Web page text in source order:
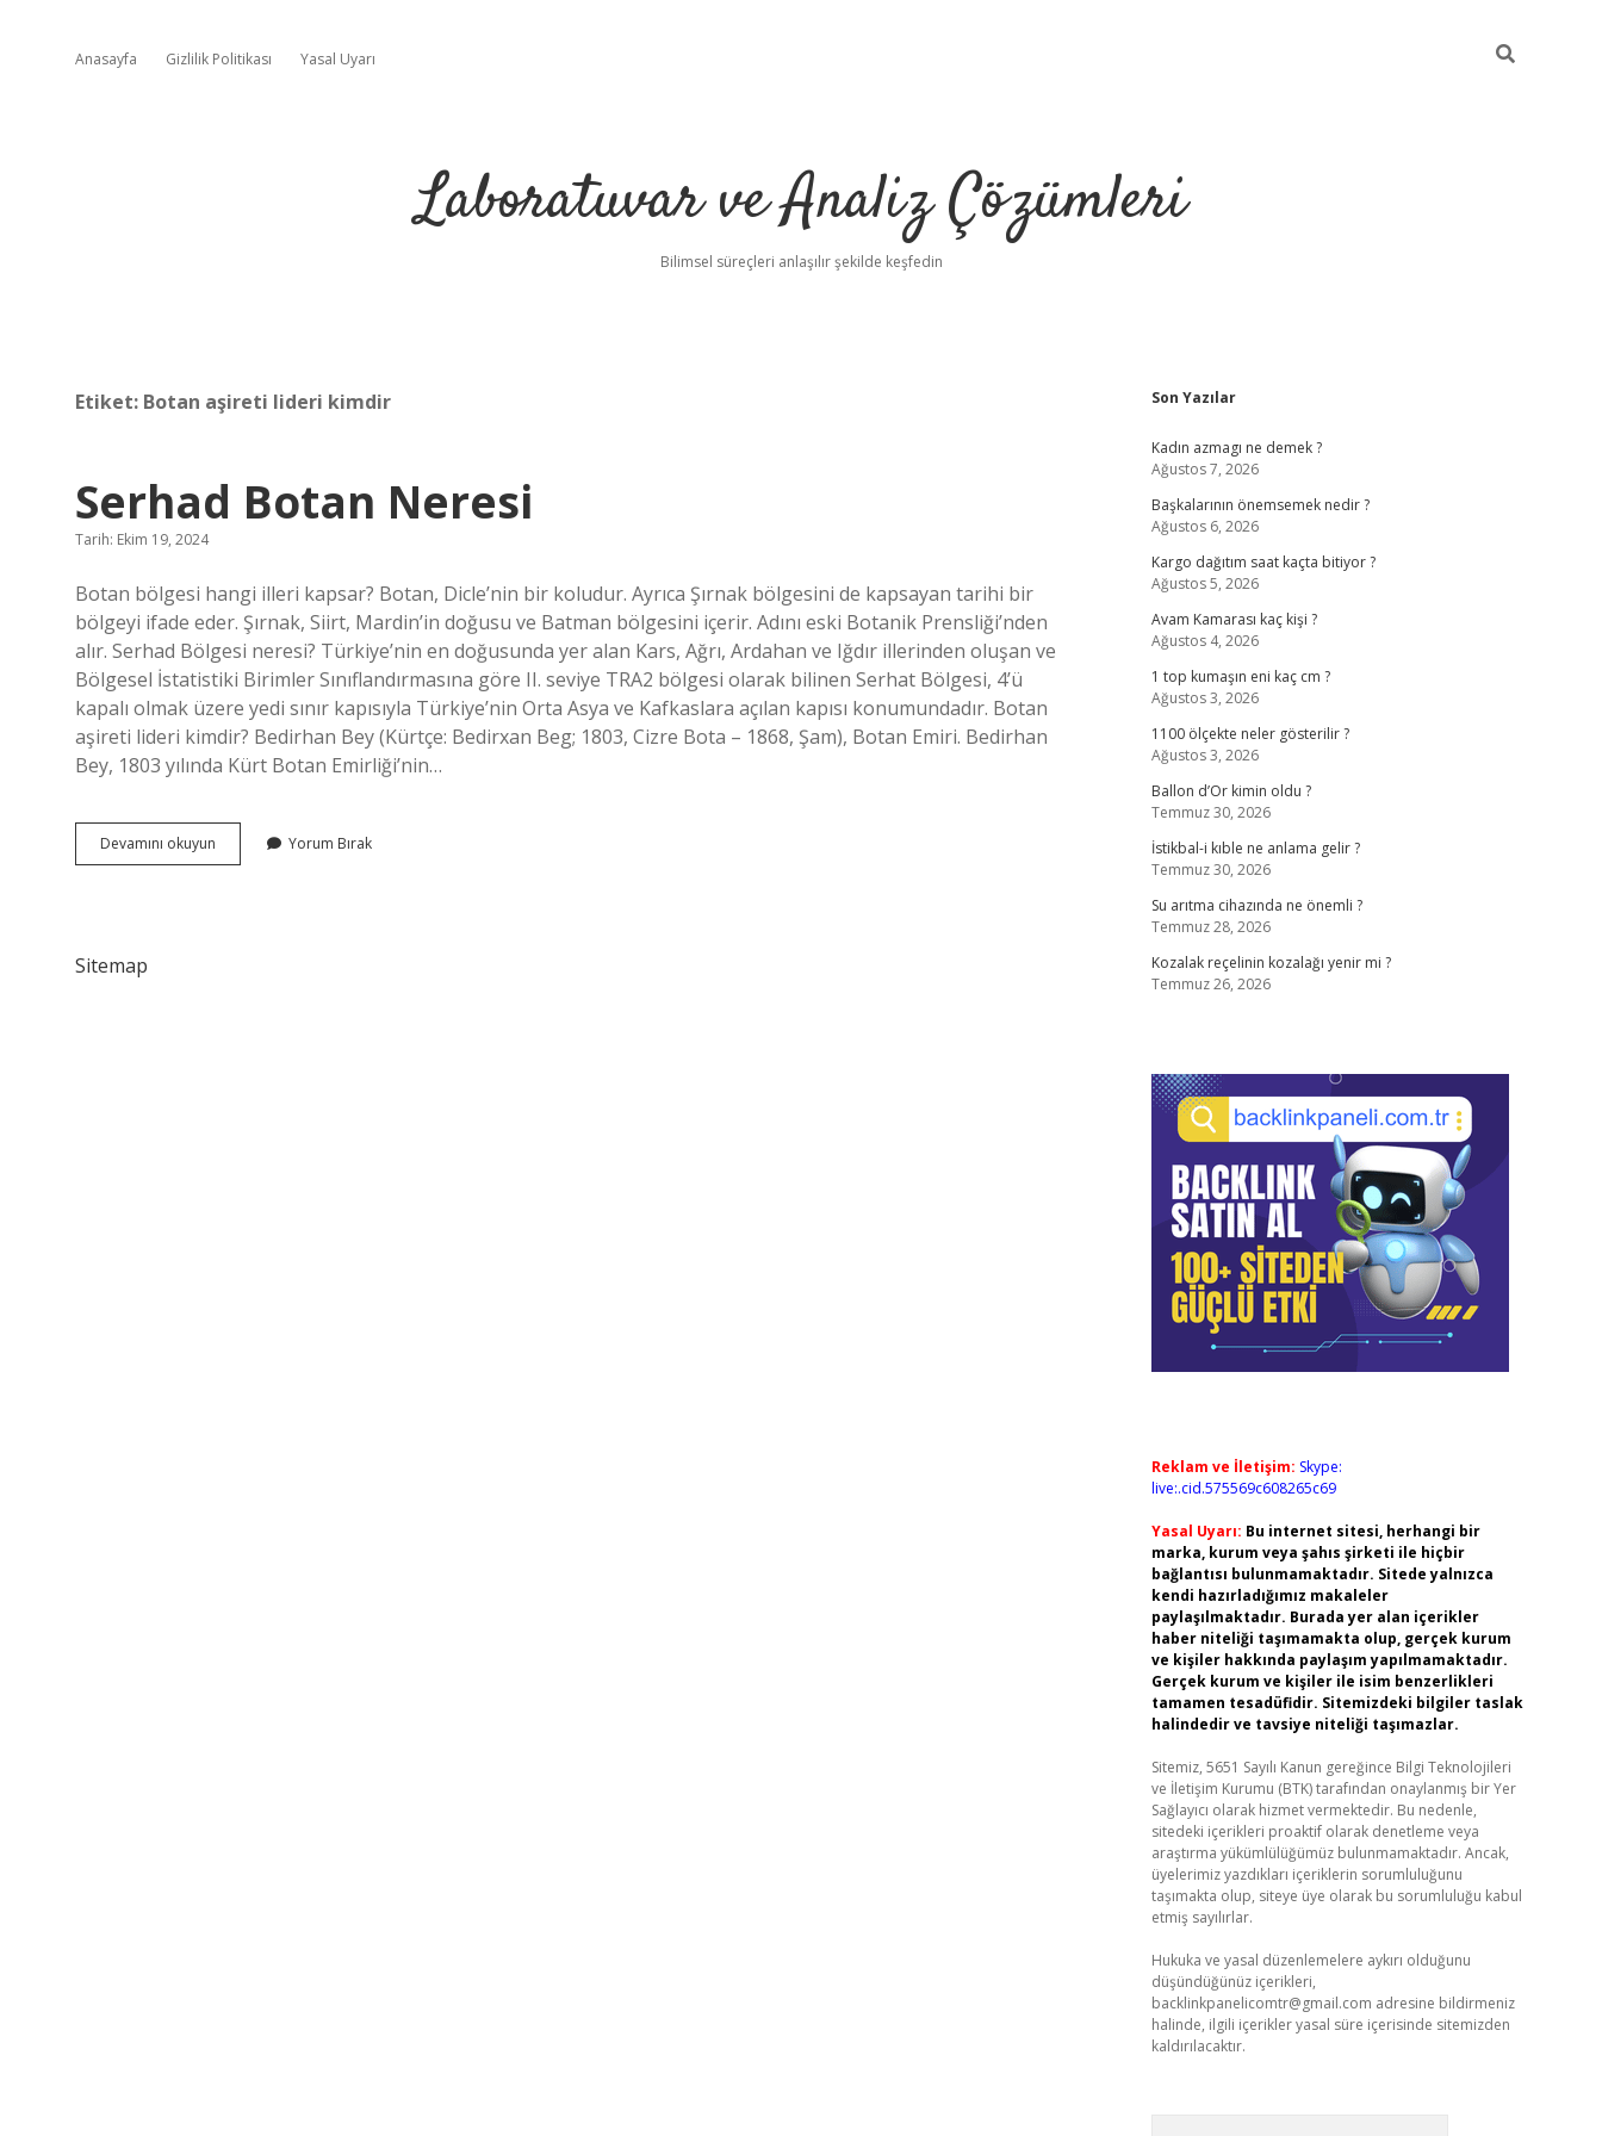
Anasayfa Gizlilik Politikası Yasal Uyarı
Laboratuvar ve Analiz Çözümleri
Bilimsel süreçleri anlaşılır şekilde keşfedin
Etiket: Botan aşireti lideri kimdir
Serhad Botan Neresi
Tarih: Ekim 19, 2024
Botan bölgesi hangi illeri kapsar? Botan, Dicle’nin bir koludur. Ayrıca Şırnak bölgesini de kapsayan tarihi bir
bölgeyi ifade eder. Şırnak, Siirt, Mardin’in doğusu ve Batman bölgesini içerir. Adını eski Botanik Prensliği’nden
alır. Serhad Bölgesi neresi? Türkiye’nin en doğusunda yer alan Kars, Ağrı, Ardahan ve Iğdır illerinden oluşan ve
Bölgesel İstatistiki Birimler Sınıflandırmasına göre II. seviye TRA2 bölgesi olarak bilinen Serhat Bölgesi, 4’ü
kapalı olmak üzere yedi sınır kapısıyla Türkiye’nin Orta Asya ve Kafkaslara açılan kapısı konumundadır. Botan
aşireti lideri kimdir? Bedirhan Bey (Kürtçe: Bedirxan Beg; 1803, Cizre Bota – 1868, Şam), Botan Emiri. Bedirhan
Bey, 1803 yılında Kürt Botan Emirliği’nin…
Devamını okuyun
Botan
Yorum Bırak
Sitemap
Sidebar
Son Yazılar
Kadın azmagı ne demek ?
Ağustos 7, 2026
Başkalarının önemsemek nedir ?
Ağustos 6, 2026
Kargo dağıtım saat kaçta bitiyor ?
Ağustos 5, 2026
Avam Kamarası kaç kişi ?
Ağustos 4, 2026
1 top kumaşın eni kaç cm ?
Ağustos 3, 2026
1100 ölçekte neler gösterilir ?
Ağustos 3, 2026
Ballon d’Or kimin oldu ?
Temmuz 30, 2026
İstikbal-i kıble ne anlama gelir ?
Temmuz 30, 2026
Su arıtma cihazında ne önemli ?
Temmuz 28, 2026
Kozalak reçelinin kozalağı yenir mi ?
Temmuz 26, 2026
Reklam ve İletişim: Skype:
live:.cid.575569c608265c69
Yasal Uyarı: Bu internet sitesi, herhangi bir
marka, kurum veya şahıs şirketi ile hiçbir
bağlantısı bulunmamaktadır. Sitede yalnızca
kendi hazırladığımız makaleler
paylaşılmaktadır. Burada yer alan içerikler
haber niteliği taşımamakta olup, gerçek kurum
ve kişiler hakkında paylaşım yapılmamaktadır.
Gerçek kurum ve kişiler ile isim benzerlikleri
tamamen tesadüfidir. Sitemizdeki bilgiler taslak
halindedir ve tavsiye niteliği taşımazlar.
Sitemiz, 5651 Sayılı Kanun gereğince Bilgi Teknolojileri
ve İletişim Kurumu (BTK) tarafından onaylanmış bir Yer
Sağlayıcı olarak hizmet vermektedir. Bu nedenle,
sitedeki içerikleri proaktif olarak denetleme veya
araştırma yükümlülüğümüz bulunmamaktadır. Ancak,
üyelerimiz yazdıkları içeriklerin sorumluluğunu
taşımakta olup, siteye üye olarak bu sorumluluğu kabul
etmiş sayılırlar.
Hukuka ve yasal düzenlemelere aykırı olduğunu
düşündüğünüz içerikleri,
backlinkpanelicomtr@gmail.com adresine bildirmeniz
halinde, ilgili içerikler yasal süre içerisinde sitemizden
kaldırılacaktır.